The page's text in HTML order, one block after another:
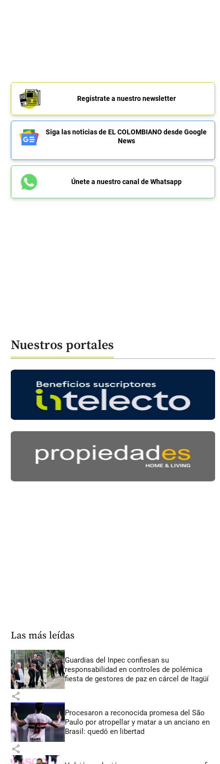
Regístrate a nuestro newsletter
Siga las noticias de EL COLOMBIANO desde Google
News
Únete a nuestro canal de Whatsapp
Nuestros portales
Las más leídas
Guardias del Inpec confiesan su
responsabilidad en controles de polémica
fiesta de gestores de paz en cárcel de Itagüí
share
Procesaron a reconocida promesa del São
Paulo por atropellar y matar a un anciano en
Brasil: quedó en libertad
share